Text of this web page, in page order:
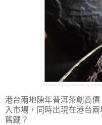
港台兩地陳年普洱茶創高
入市場，同時出現在港台
舊藏？